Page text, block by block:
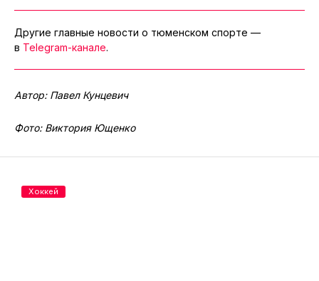
Другие главные новости о тюменском спорте —
в Telegram-канале.
Автор: Павел Кунцевич
Фото: Виктория Ющенко
Хоккей